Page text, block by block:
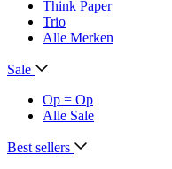
Think Paper
Trio
Alle Merken
Sale
Op = Op
Alle Sale
Best sellers